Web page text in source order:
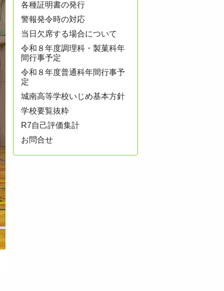
各種証明書の発行
警報発令時の対応
当日欠席する場合について
令和８年度調理科・製菓科年
間行事予定
令和８年度普通科年間行事予
定
城南高等学校いじめ基本方針
学校要覧抜粋
R7自己評価集計
お問合せ